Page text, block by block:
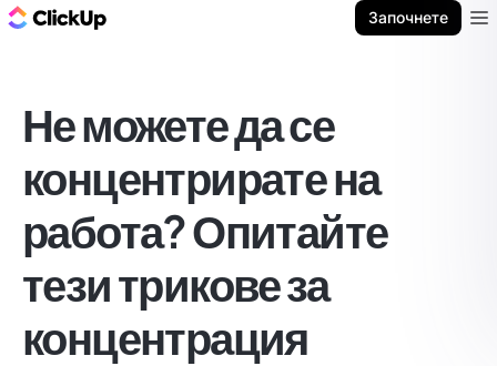
Започнете
Не можете да се
концентрирате на
работа? Опитайте
тези трикове за
концентрация